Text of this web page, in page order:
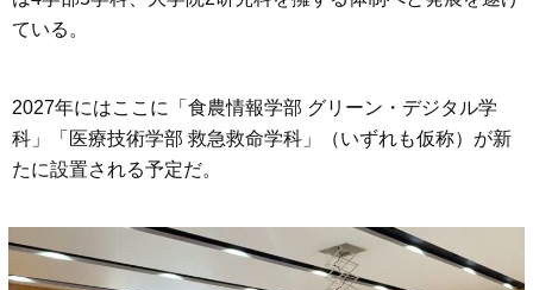
ている。
2027年にはここに「食農情報学部 グリーン・デジタル学
科」「医療技術学部 救急救命学科」（いずれも仮称）が新
たに設置される予定だ。